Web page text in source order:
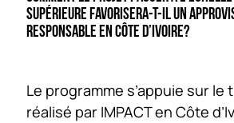
SUPÉRIEURE FAVORISERA-T-IL UN
RESPONSABLE EN CÔTE D’IVOIRE?
Le programme s’appuie sur le
réalisé par IMPACT en Côte